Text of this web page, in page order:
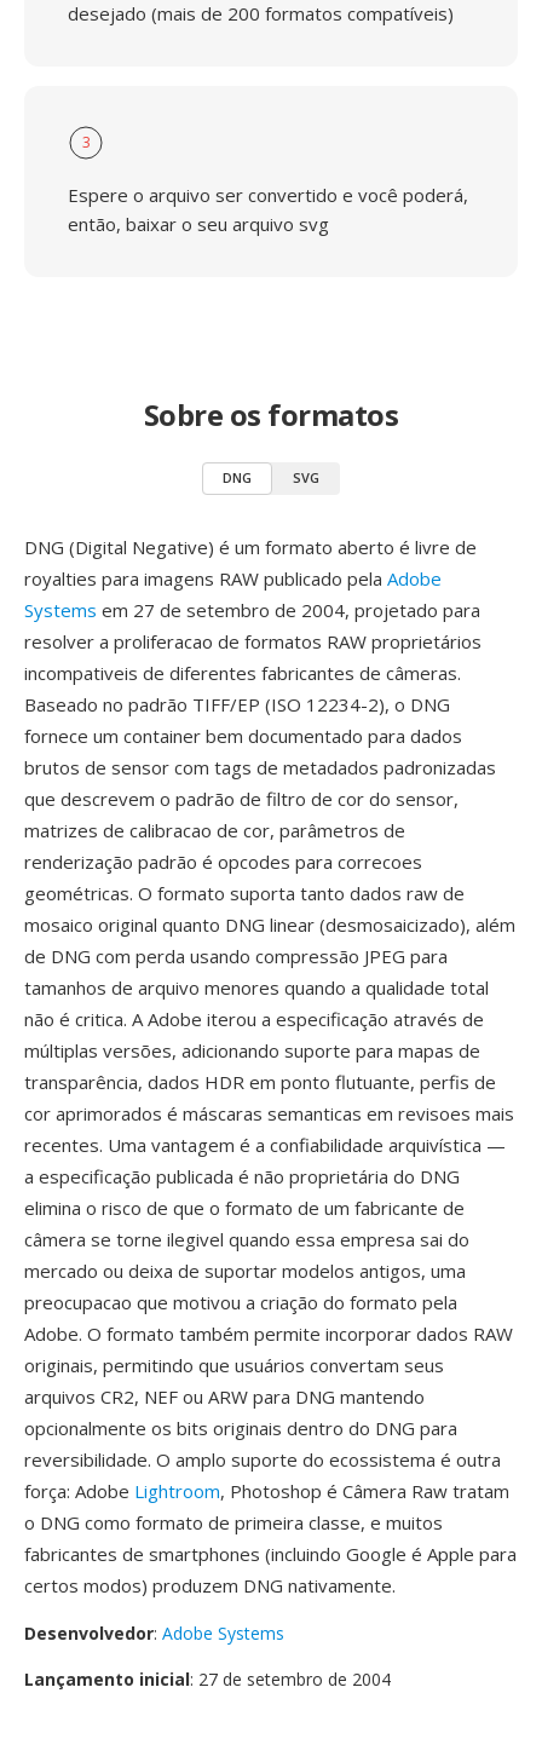
desejado (mais de 200 formatos compatíveis)
3
Espere o arquivo ser convertido e você poderá,
então, baixar o seu arquivo svg
Sobre os formatos
DNG SVG
DNG (Digital Negative) é um formato aberto é livre de
royalties para imagens RAW publicado pela Adobe
Systems em 27 de setembro de 2004, projetado para
resolver a proliferacao de formatos RAW proprietários
incompativeis de diferentes fabricantes de câmeras.
Baseado no padrão TIFF/EP (ISO 12234-2), o DNG
fornece um container bem documentado para dados
brutos de sensor com tags de metadados padronizadas
que descrevem o padrão de filtro de cor do sensor,
matrizes de calibracao de cor, parâmetros de
renderização padrão é opcodes para correcoes
geométricas. O formato suporta tanto dados raw de
mosaico original quanto DNG linear (desmosaicizado), além
de DNG com perda usando compressão JPEG para
tamanhos de arquivo menores quando a qualidade total
não é critica. A Adobe iterou a especificação através de
múltiplas versões, adicionando suporte para mapas de
transparência, dados HDR em ponto flutuante, perfis de
cor aprimorados é máscaras semanticas em revisoes mais
recentes. Uma vantagem é a confiabilidade arquivística —
a especificação publicada é não proprietária do DNG
elimina o risco de que o formato de um fabricante de
câmera se torne ilegivel quando essa empresa sai do
mercado ou deixa de suportar modelos antigos, uma
preocupacao que motivou a criação do formato pela
Adobe. O formato também permite incorporar dados RAW
originais, permitindo que usuários convertam seus
arquivos CR2, NEF ou ARW para DNG mantendo
opcionalmente os bits originais dentro do DNG para
reversibilidade. O amplo suporte do ecossistema é outra
força: Adobe Lightroom, Photoshop é Câmera Raw tratam
o DNG como formato de primeira classe, e muitos
fabricantes de smartphones (incluindo Google é Apple para
certos modos) produzem DNG nativamente.
Desenvolvedor: Adobe Systems
Lançamento inicial: 27 de setembro de 2004